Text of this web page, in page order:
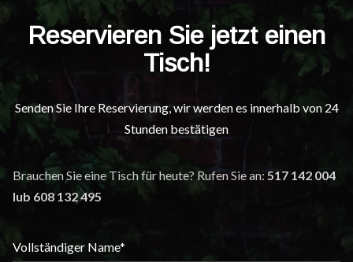
Reservieren Sie jetzt einen
Tisch!
Senden Sie Ihre Reservierung, wir werden es innerhalb von 24
Stunden bestätigen
Brauchen Sie eine Tisch für heute? Rufen Sie an: 517 142 004
lub 608 132 495
Vollständiger Name*